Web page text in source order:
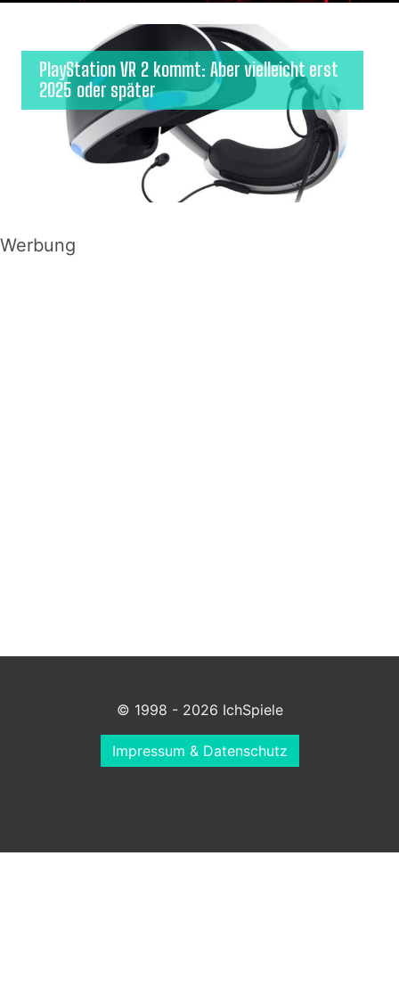
PlayStation VR 2 kommt: Aber vielleicht erst
2025 oder später
Werbung
© 1998 - 2026 IchSpiele
Impressum & Datenschutz